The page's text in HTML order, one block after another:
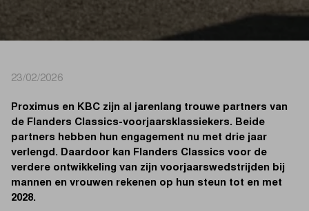
23/02/2026
Proximus en KBC zijn al jarenlang trouwe partners van
de Flanders Classics-voorjaarsklassiekers. Beide
partners hebben hun engagement nu met drie jaar
verlengd. Daardoor kan Flanders Classics voor de
verdere ontwikkeling van zijn voorjaarswedstrijden bij
mannen en vrouwen rekenen op hun steun tot en met
2028.